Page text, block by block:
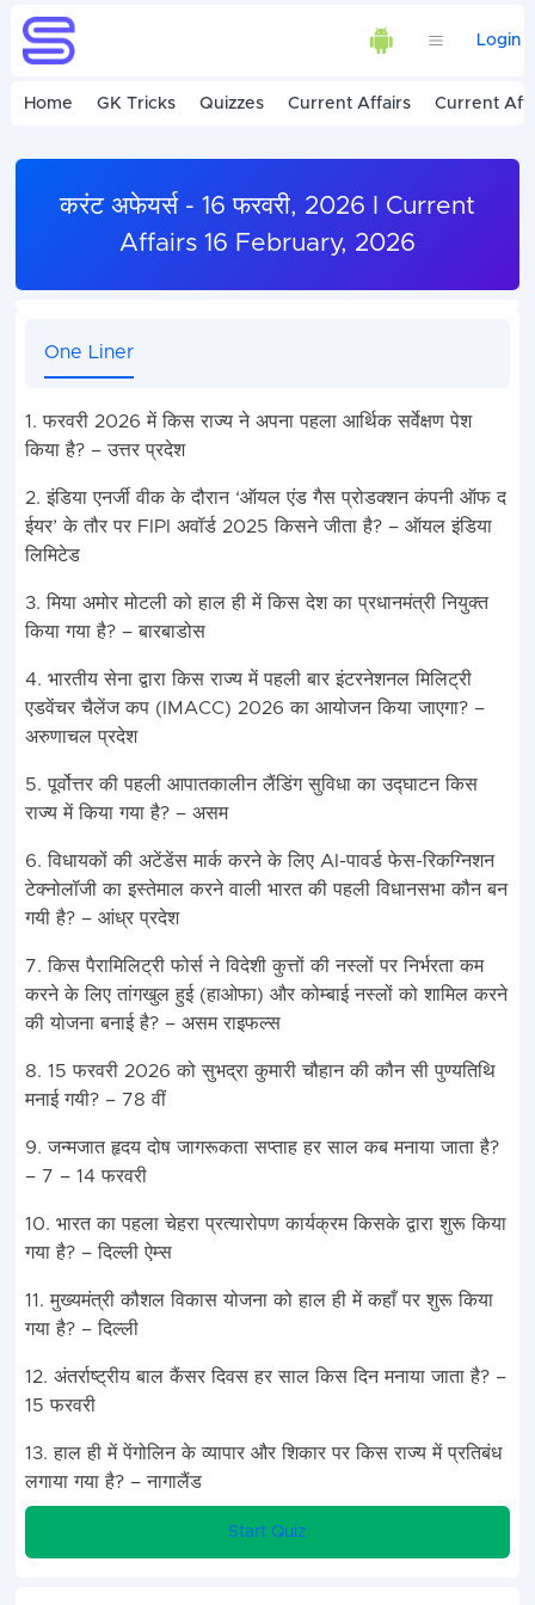
Login
Home GK Tricks Quizzes Current Affairs Current
करंट अफेयर्स - 16 फरवरी, 2026 I Current
Affairs 16 February, 2026
One Liner
1. फरवरी 2026 में किस राज्य ने अपना पहला आर्थिक सर्वेक्षण पेश
किया है? – उत्तर प्रदेश
2. इंडिया एनर्जी वीक के दौरान ‘ऑयल एंड गैस प्रोडक्शन कंपनी ऑफ द
ईयर’ के तौर पर FIPI अवॉर्ड 2025 किसने जीता है? – ऑयल इंडिया
लिमिटेड
3. मिया अमोर मोटली को हाल ही में किस देश का प्रधानमंत्री नियुक्त
किया गया है? – बारबाडोस
4. भारतीय सेना द्वारा किस राज्य में पहली बार इंटरनेशनल मिलिट्री
एडवेंचर चैलेंज कप (IMACC) 2026 का आयोजन किया जाएगा? –
अरुणाचल प्रदेश
5. पूर्वोत्तर की पहली आपातकालीन लैंडिंग सुविधा का उद्घाटन किस
राज्य में किया गया है? – असम
6. विधायकों की अटेंडेंस मार्क करने के लिए AI-पावर्ड फेस-रिकग्निशन
टेक्नोलॉजी का इस्तेमाल करने वाली भारत की पहली विधानसभा कौन बन
गयी है? – आंध्र प्रदेश
7. किस पैरामिलिट्री फोर्स ने विदेशी कुत्तों की नस्लों पर निर्भरता कम
करने के लिए तांगखुल हुई (हाओफा) और कोम्बाई नस्लों को शामिल करने
की योजना बनाई है? – असम राइफल्स
8. 15 फरवरी 2026 को सुभद्रा कुमारी चौहान की कौन सी पुण्यतिथि
मनाई गयी? – 78 वीं
9. जन्मजात हृदय दोष जागरूकता सप्ताह हर साल कब मनाया जाता है?
– 7 – 14 फरवरी
10. भारत का पहला चेहरा प्रत्यारोपण कार्यक्रम किसके द्वारा शुरू किया
गया है? – दिल्ली ऐम्स
11. मुख्यमंत्री कौशल विकास योजना को हाल ही में कहाँ पर शुरू किया
गया है? – दिल्ली
12. अंतर्राष्ट्रीय बाल कैंसर दिवस हर साल किस दिन मनाया जाता है? –
15 फरवरी
13. हाल ही में पेंगोलिन के व्यापार और शिकार पर किस राज्य में प्रतिबंध
लगाया गया है? – नागालैंड
Start Quiz